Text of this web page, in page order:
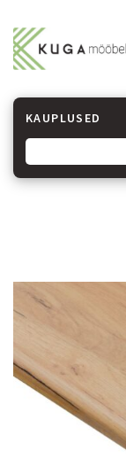
KAUPLUSED